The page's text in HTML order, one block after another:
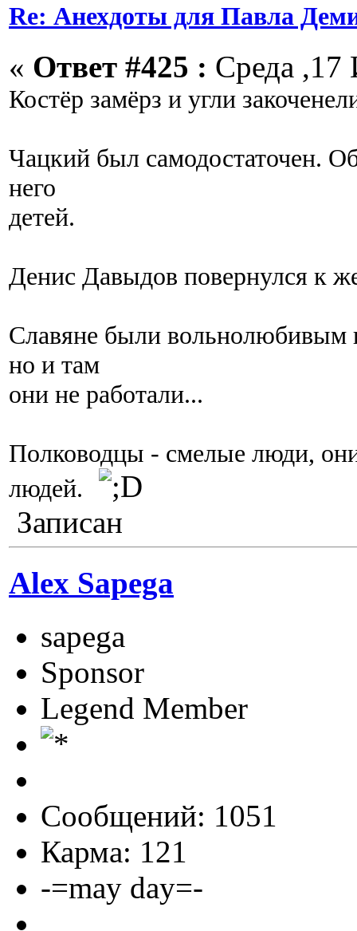
Re: Анехдоты для Павла
« Ответ #425 : Среда
Костёр замёрз и угли
Чацкий был самодостаточен.
него
детей.
Денис Давыдов повернулся к
Славяне были вольнолюбивым
но и там
они не работали...
Полководцы - смелые люди,
людей.
Записан
Alex Sapega
sapega
Sponsor
Legend Member
Сообщений: 1051
Карма: 121
-=may day=-